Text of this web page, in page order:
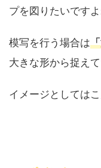
プを図りたいですよ
模写を行う場合は
大きな形から捉えて
イメージとしてはこ